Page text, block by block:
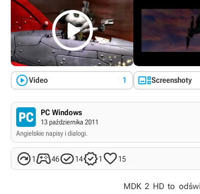

Video 1 Screenshoty
PC Windows
13 października 2011
Angielskie napisy i dialogi.
146141 15
MDK 2 HDto